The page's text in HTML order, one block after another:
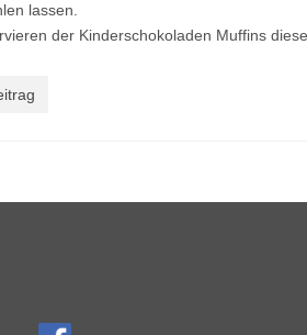
lassen.
der Kinderschokoladen Muffins